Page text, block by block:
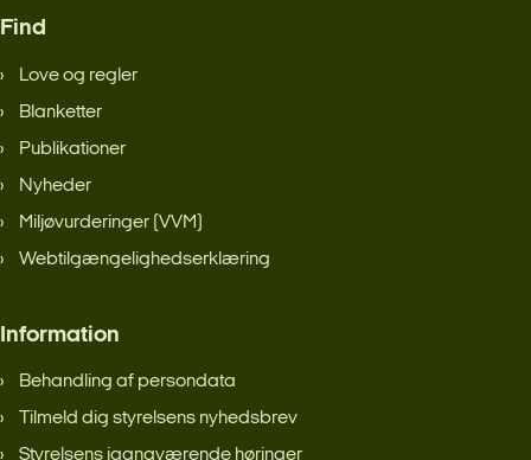
Find
Love og regler
Blanketter
Publikationer
Nyheder
Miljøvurderinger (VVM)
Webtilgængelighedserklæring
Information
Behandling af persondata
Tilmeld dig styrelsens nyhedsbrev
Styrelsens igangværende høringer